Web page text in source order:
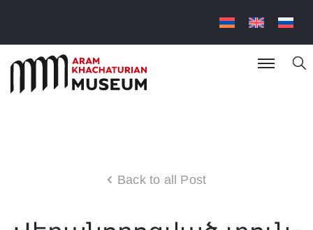
Back to all Post